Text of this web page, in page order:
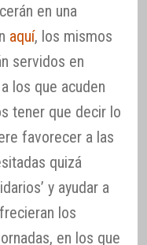
en una
aquí, los mismos
servidos en
los que acuden
tener que decir lo
favorecer a las
quizá
y ayudar a
los
en los que